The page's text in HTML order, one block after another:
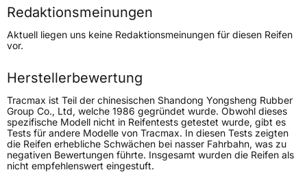
Höchstgeschwindigkeit
190 km/h
Lastindex75
Höchstlast387 kg
Generelle Merkmale
FahrzeugtypPKW
VerwendungSommerreifen
ModellnameX Privilo TX2
Redaktionsmeinungen
Aktuell liegen uns keine Redaktionsmeinungen für diesen Reifen
vor.
Herstellerbewertung
Tracmax ist Teil der chinesischen Shandong Yongsheng Rubber
Group Co., Ltd, welche 1986 gegründet wurde. Obwohl dieses
spezifische Modell nicht in Reifentests getestet wurde, gibt es
Tests für andere Modelle von Tracmax. In diesen Tests zeigten
die Reifen erhebliche Schwächen bei nasser Fahrbahn, was zu
negativen Bewertungen führte. Insgesamt wurden die Reifen als
nicht empfehlenswert eingestuft.